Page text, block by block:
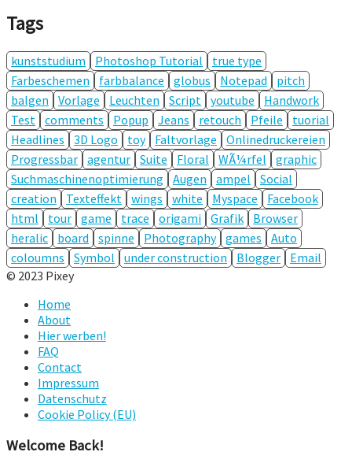
Tags
kunststudium Photoshop Tutorial
true type
Farbeschemen
farbbalance globus Notepad
pitch
balgen
Vorlage Leuchten Script youtube
Handwork
Test
comments Popup Jeans retouch Pfeile
tuorial
Headlines
3D Logo toy Faltvorlage
Onlinedruckereien
Progressbar agentur Suite Floral WÃ¼rfel
graphic
Suchmaschinenoptimierung
Augen ampel
Social
creation
Texteffekt wings white Myspace
Facebook
html
tour game trace origami Grafik
Browser
heralic
board spinne Photography games
Auto
coloumns
Symbol under construction Blogger
Email
© 2023 Pixey
Home
About
Hier werben!
FAQ
Contact
Impressum
Datenschutz
Cookie Policy (EU)
Welcome Back!